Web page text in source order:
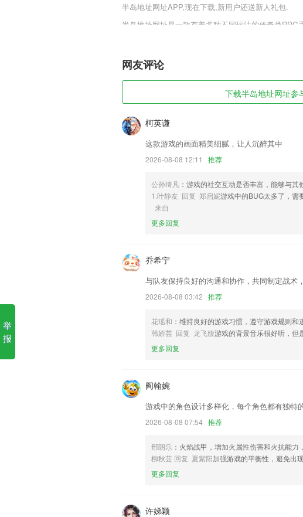
半岛地址网址APP,现在下载,新用户还送新人礼包.
半岛地址网址是一款有着多种不同玩法的传奇类
经典的玩法，带你体验最纯真的传奇玩法。经典的
半岛地址网址软件特色
2,点击加速，一秒百下
3,反复对照，提升练习，线上考级视频采用云空间存储
4,适配年龄的交互式动画绘本，贴合孩子的生活场景
5,结识精英，人脉求职，让找工作更轻松；
半岛地址网址软件优势
1.·针对性训练发音难点逐一突破
2.每门课程包括415套预测卷，通过大数据统计全平
3.拥有专家授课的模式，可以学习更多健康医疗方面的
4.全书中文翻译
5.传统的教学模式效果肯定互联网云端技术课程学习
半岛地址网址更新了什么?
精选内容分区呈现
中标价查询帮助用户及时高效的查询行业数据
素材库支持上传海外资源
重要更改：登录按钮支持调用登录URL里的函数 by
联系我们
以上就是半岛地址网址的介绍，如果您喜欢这款软
帮助我们更好的对产品进行优化修改。
网友评论
下载半岛地址网址参
柯英谦
这款游戏的画面精美细腻，让人沉醉其中
2026-08-08 12:11 推荐
公孙琦凡 ：游戏的社交互动是否丰富，能够与其
1.叶静友 回复 郑启妮游戏中的BUG太多了，需
来自
更多回复
乔希宁
与队友保持良好的沟通和协作，共同制定战术
2026-08-08 03:42 推荐
花瑶和 ：维持良好的游戏习惯，遵守游戏规则
韩娇芸 回复 龙飞馥游戏的背景音乐很好听，但
更多回复
阎翰婉
游戏中的角色设计多样化，每个角色都有独特
2026-08-08 07:54 推荐
邢朗乐 ：火焰战甲，增加火属性伤害和火抗能力
柳秋芸 回复 夏紫阳加强游戏的平衡性，避免出
更多回复
许娣颖
举
报